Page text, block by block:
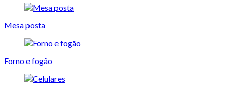
Mesa posta
Forno e fogão